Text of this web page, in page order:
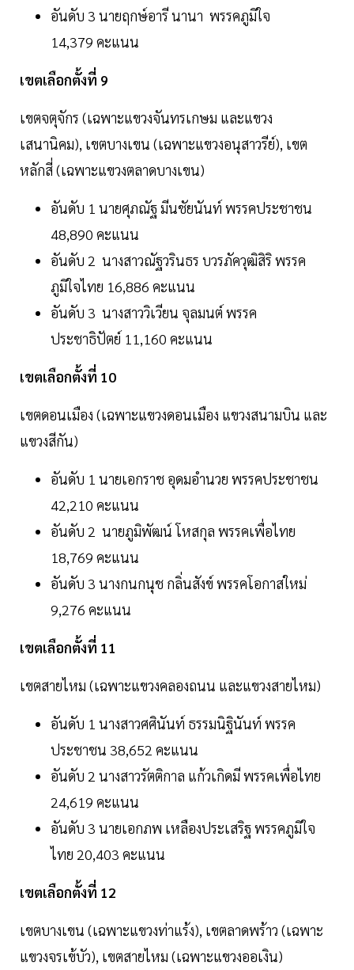
อันดับ 3 นายฤกษ์อารี นานา พรรคภูมิใจ
14,379 คะแนน
เขตเลือกตั้งที่ 9
เขตจตุจักร (เฉพาะแขวงจันทรเกษม และแขวง
เสนานิคม), เขตบางเขน (เฉพาะแขวงอนุสาวรีย์), เขต
หลักสี่ (เฉพาะแขวงตลาดบางเขน)
อันดับ 1 นายศุภณัฐ มีนชัยนันท์ พรรคประชาชน
48,890 คะแนน
อันดับ 2 นางสาวณัฐวรินธร บวรภัควุฒิสิริ พรรค
ภูมิใจไทย 16,886 คะแนน
อันดับ 3 นางสาววิเวียน จุลมนต์ พรรค
ประชาธิปัตย์ 11,160 คะแนน
เขตเลือกตั้งที่ 10
เขตดอนเมือง (เฉพาะแขวงดอนเมือง แขวงสนามบิน และ
แขวงสีกัน)
อันดับ 1 นายเอกราช อุดมอำนวย พรรคประชาชน
42,210 คะแนน
อันดับ 2 นายภูมิพัฒน์ โหสกุล พรรคเพื่อไทย
18,769 คะแนน
อันดับ 3 นางกนกนุช กลิ่นสังข์ พรรคโอกาสใหม่
9,276 คะแนน
เขตเลือกตั้งที่ 11
เขตสายไหม (เฉพาะแขวงคลองถนน และแขวงสายไหม)
อันดับ 1 นางสาวศศินันท์ ธรรมนิฐินันท์ พรรค
ประชาชน 38,652 คะแนน
อันดับ 2 นางสาวรัตติกาล แก้วเกิดมี พรรคเพื่อไทย
24,619 คะแนน
อันดับ 3 นายเอกภพ เหลืองประเสริฐ พรรคภูมิใจ
ไทย 20,403 คะแนน
เขตเลือกตั้งที่ 12
เขตบางเขน (เฉพาะแขวงท่าแร้ง), เขตลาดพร้าว (เฉพาะ
แขวงจรเข้บัว), เขตสายไหม (เฉพาะแขวงออเงิน)